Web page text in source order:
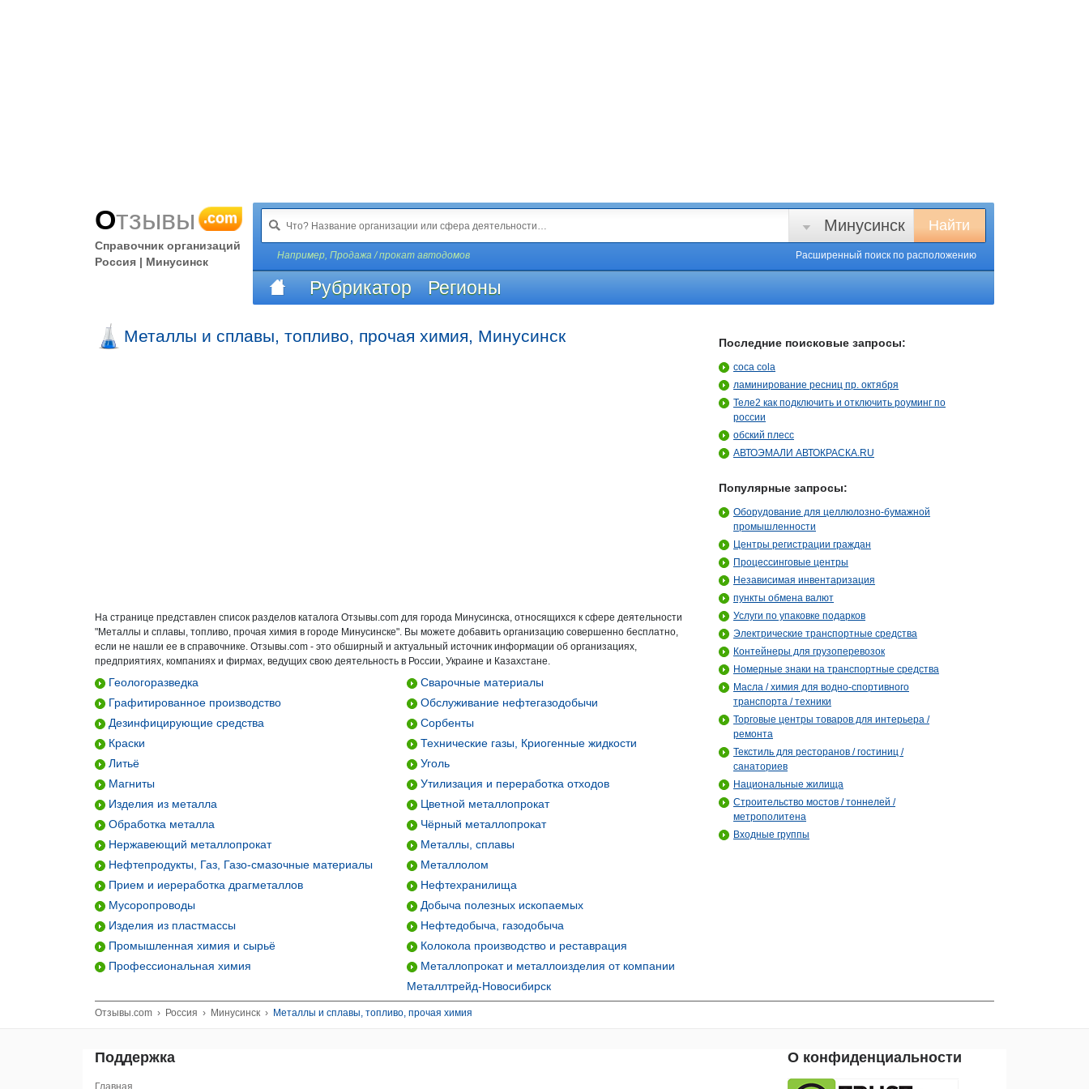
Отзывы .com
Справочник организаций
Россия | Минусинск
Найти
Минусинск
Например, Продажа / прокат автодомов Расширенный поиск по расположению
Рубрикатор Регионы
Металлы и сплавы, топливо, прочая химия, Минусинск
На странице представлен список разделов каталога Отзывы.com для города Минусинска, относящихся к сфере деятельности
"Металлы и сплавы, топливо, прочая химия в городе Минусинске". Вы можете добавить организацию совершенно бесплатно,
если не нашли ее в справочнике. Отзывы.com - это обширный и актуальный источник информации об организациях,
предприятиях, компаниях и фирмах, ведущих свою деятельность в России, Украине и Казахстане.
Геологоразведка
Графитированное производство
Дезинфицирующие средства
Краски
Литьё
Магниты
Изделия из металла
Обработка металла
Нержавеющий металлопрокат
Нефтепродукты, Газ, Газо-смазочные материалы
Прием и иереработка драгметаллов
Мусоропроводы
Изделия из пластмассы
Промышленная химия и сырьё
Профессиональная химия
Сварочные материалы
Обслуживание нефтегазодобычи
Сорбенты
Технические газы, Криогенные жидкости
Уголь
Утилизация и переработка отходов
Цветной металлопрокат
Чёрный металлопрокат
Металлы, сплавы
Металлолом
Нефтехранилища
Добыча полезных ископаемых
Нефтедобыча, газодобыча
Колокола производство и реставрация
Металлопрокат и металлоизделия от компании
Металлтрейд-Новосибирск
Последние поисковые запросы:
coca cola
ламинирование ресниц пр. октября
Теле2 как подключить и отключить роуминг по
россии
обский плесс
АВТОЭМАЛИ АВТОКРАСКА.RU
Популярные запросы:
Оборудование для целлюлозно-бумажной
промышленности
Центры регистрации граждан
Процессинговые центры
Независимая инвентаризация
пункты обмена валют
Услуги по упаковке подарков
Электрические транспортные средства
Контейнеры для грузоперевозок
Номерные знаки на транспортные средства
Масла / химия для водно-спортивного
транспорта / техники
Торговые центры товаров для интерьера /
ремонта
Текстиль для ресторанов / гостиниц /
санаториев
Национальные жилища
Строительство мостов / тоннелей /
метрополитена
Входные группы
Отзывы.com › Россия › Минусинск › Металлы и сплавы, топливо, прочая химия
Поддержка
Главная
О конфиденциальности